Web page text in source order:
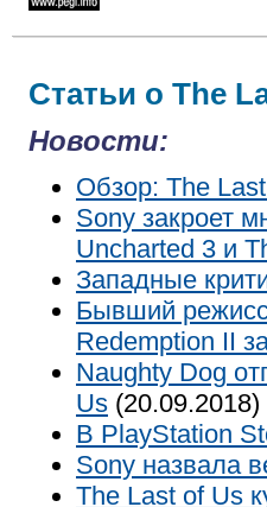
Статьи о The
Новости:
Обзор: The
Sony закроет
Uncharted 3 и
Западные
Бывший
Redemption II
Naughty Dog
Us (20.09.2018)
В PlayStation
Sony назвала
The Last of Us